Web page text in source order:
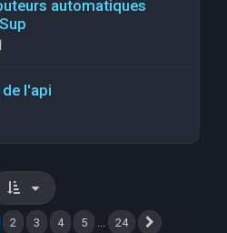
automatiques
l'api
sur 24
2 3 4 5 … 24